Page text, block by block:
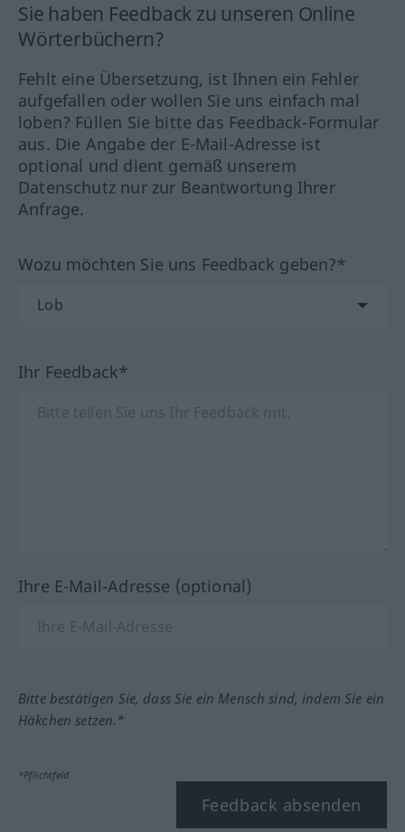
Sie haben Feedback zu unseren Online
Wörterbüchern?
Fehlt eine Übersetzung, ist Ihnen ein Fehler
aufgefallen oder wollen Sie uns einfach mal
loben? Füllen Sie bitte das Feedback-Formular
aus. Die Angabe der E-Mail-Adresse ist
optional und dient gemäß unserem
Datenschutz nur zur Beantwortung Ihrer
Anfrage.
Wozu möchten Sie uns Feedback geben?*
Ihr Feedback*
Ihre E-Mail-Adresse (optional)
Bitte bestätigen Sie, dass Sie ein Mensch sind, indem Sie ein
Häkchen setzen.*
*Pflichtfeld
Feedback absenden